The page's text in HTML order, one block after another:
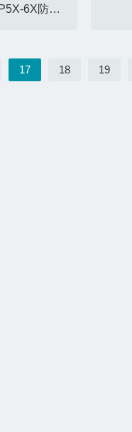
GB/T4208防尘试验设备/IP5X-6X防尘箱
17 18 19